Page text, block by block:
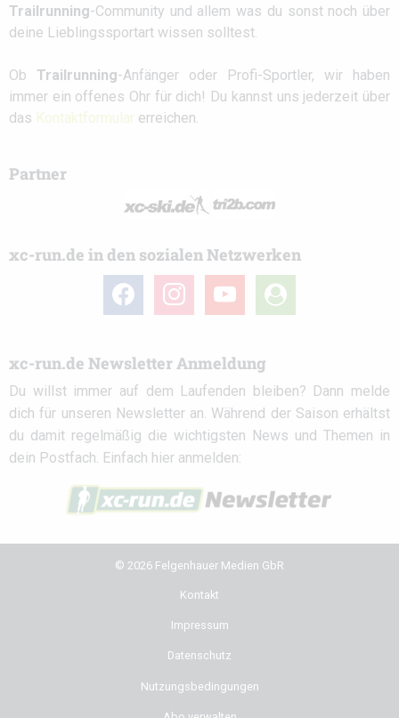
Trailrunning-Community und allem was du sonst noch über
deine Lieblingssportart wissen solltest.
Ob Trailrunning-Anfänger oder Profi-Sportler, wir haben
immer ein offenes Ohr für dich! Du kannst uns jederzeit über
das Kontaktformular erreichen.
Partner
xc-run.de in den sozialen Netzwerken
facebook instagramyoutube
user-
circle
xc-run.de Newsletter Anmeldung
Du willst immer auf dem Laufenden bleiben? Dann melde
dich für unseren Newsletter an. Während der Saison erhältst
du damit regelmäßig die wichtigsten News und Themen in
dein Postfach. Einfach hier anmelden:
© 2026 Felgenhauer Medien GbR
Kontakt
Impressum
Datenschutz
Nutzungsbedingungen